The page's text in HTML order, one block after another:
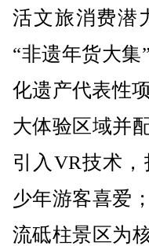
活文旅消费潜
“非遗年货大集
化遗产代表性
大体验区域并
引入VR技术
少年游客喜爱
流砥柱景区为